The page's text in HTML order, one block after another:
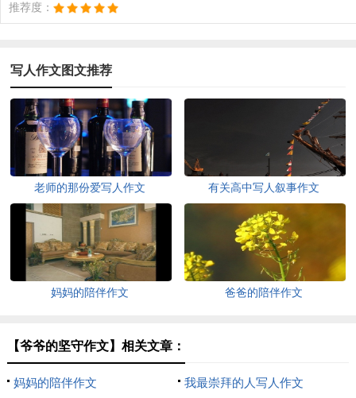
推荐度：
写人作文图文推荐
老师的那份爱写人作文 有关高中写人叙事作文
妈妈的陪伴作文 爸爸的陪伴作文
【爷爷的坚守作文】相关文章：
妈妈的陪伴作文 我最崇拜的人写人作文